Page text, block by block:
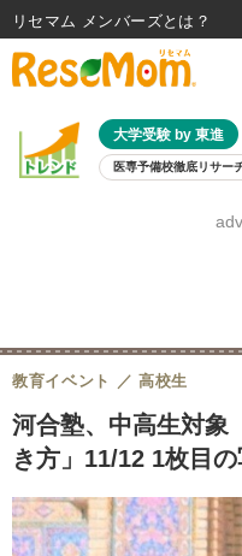
大学受験 by 東進
医専予備校徹底リサー
8月開催
河合塾、中高生対象
き方」11/12 1枚目
教育イベント 高校生
リセマム メンバーズ